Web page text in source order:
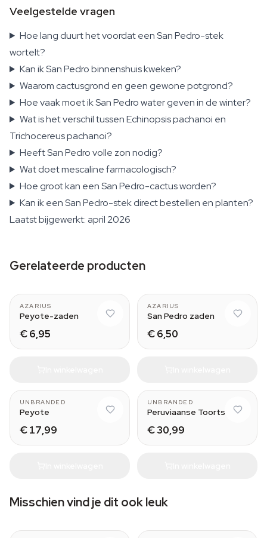
Veelgestelde vragen
Hoe lang duurt het voordat een San Pedro-stek
wortelt?
Kan ik San Pedro binnenshuis kweken?
Waarom cactusgrond en geen gewone potgrond?
Hoe vaak moet ik San Pedro water geven in de winter?
Wat is het verschil tussen Echinopsis pachanoi en
Trichocereus pachanoi?
Heeft San Pedro volle zon nodig?
Wat doet mescaline farmacologisch?
Hoe groot kan een San Pedro-cactus worden?
Kan ik een San Pedro-stek direct bestellen en planten?
Laatst bijgewerkt: april 2026
Gerelateerde producten
AZARIUS
Peyote-zaden
€ 6,95
AZARIUS
San Pedro zaden
€ 6,50
UNBRANDED
Peyote
€ 17,99
UNBRANDED
Peruviaanse Toorts
€ 30,99
Misschien vind je dit ook leuk